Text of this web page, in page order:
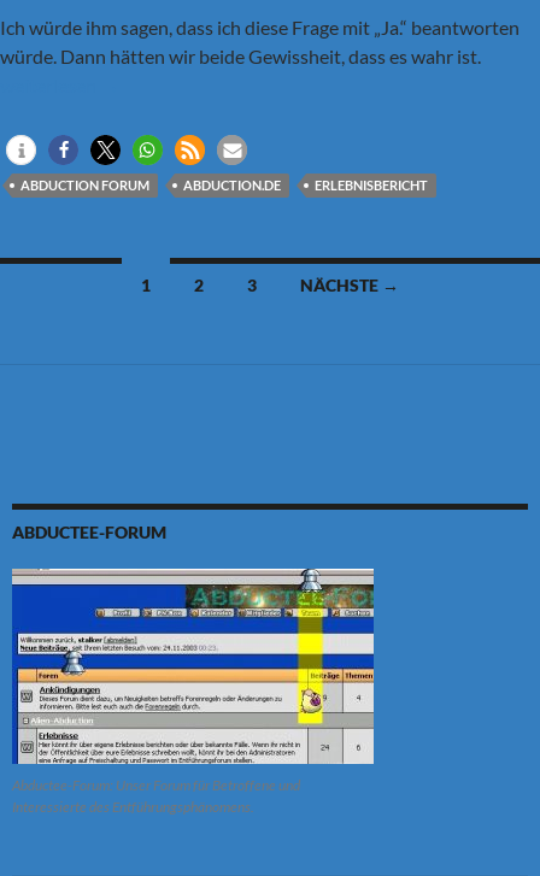
Ich würde ihm sagen, dass ich diese Frage mit „Ja.“ beantworten
würde. Dann hätten wir beide Gewissheit, dass es wahr ist.
ABDUCTION FORUM ABDUCTION.DE ERLEBNISBERICHT
Beitragsnavigation
1 2 3 NÄCHSTE →
ABDUCTEE-FORUM
Abductee-Forum: Unser Forum für Betroffene und
Interessierte des Entführungsphänomens.